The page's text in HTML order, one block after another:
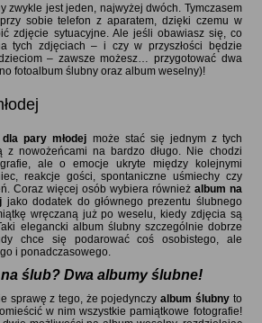
zwykle jest jeden, najwyżej dwóch. Tymczasem
sobie telefon z aparatem, dzięki czemu w
zdjęcie sytuacyjne. Ale jeśli obawiasz się, co
tych zdjęciach – i czy w przyszłości będzie
– zawsze możesz… przygotować dwa
fotoalbum ślubny oraz album weselny)!
pary młodej może stać się jednym z tych
z nowożeńcami na bardzo długo. Nie chodzi
ale o emocje ukryte między kolejnymi
reakcje gości, spontaniczne uśmiechy czy
Coraz więcej osób wybiera również album na
jako dodatek do głównego prezentu ślubnego
wręczaną już po weselu, kiedy zdjęcia są
elegancki album ślubny szczególnie dobrze
chce się podarować coś osobistego, ale
i ponadczasowego.
ślub? Dwa albumy ślubne!
sprawę z tego, że pojedynczyalbum ślubnyto
w nim wszystkie pamiątkowe fotografie!